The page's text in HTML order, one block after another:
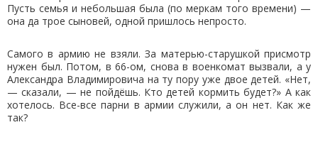
Пусть семья и небольшая была (по меркам того времени) —
она да трое сыновей, одной пришлось непросто.
Самого в армию не взяли. За матерью-старушкой присмотр
нужен был. Потом, в 66-ом, снова в военкомат вызвали, а у
Александра Владимировича на ту пору уже двое детей. «Нет,
— сказали, — не пойдёшь. Кто детей кормить будет?» А как
хотелось. Все-все парни в армии служили, а он нет. Как же
так?